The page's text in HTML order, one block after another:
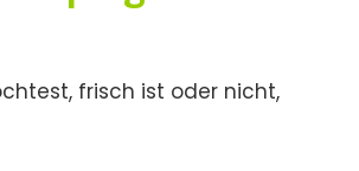
frisch ist oder nicht,